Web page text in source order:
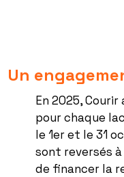
Un
En 2025,
pour chaque
le 1er et le 31
sont reversés à
de financer la